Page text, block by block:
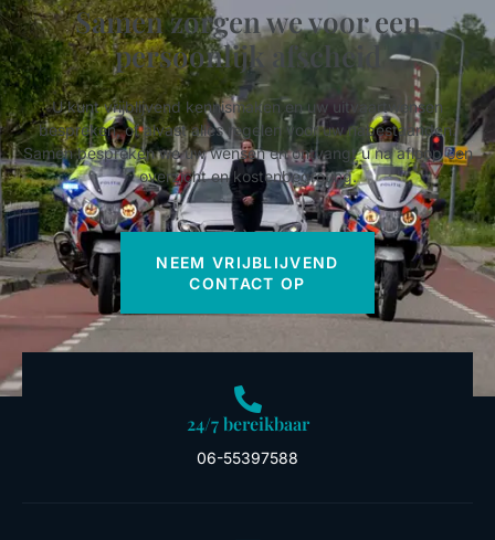
Samen zorgen we voor een
persoonlijk afscheid
U kunt vrijblijvend kennismaken en uw uitvaartwensen
bespreken, of alvast alles regelen voor uw nabestaanden.
Samen bespreken we uw wensen en ontvangt u na afloop een
overzicht en kostenbegroting.
NEEM VRIJBLIJVEND
CONTACT OP
24/7 bereikbaar
06-55397588